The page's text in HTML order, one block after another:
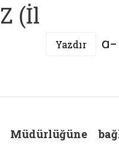
(İl
Yazdır